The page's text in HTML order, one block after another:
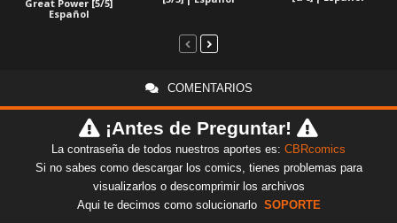
Great Power [5/5]
Español
COMENTARIOS
¡Antes de Preguntar!
La contraseña de todos nuestros aportes es: CBRcomics
Si no sabes como descargar los comics, tienes problemas para
visualizarlos o descomprimir los archivos
Aqui te decimos como solucionarlo SOPORTE